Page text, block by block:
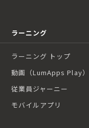
ラーニング
ラーニング トップ
動画（LumApps Play）
従業員ジャーニー
モバイルアプリ